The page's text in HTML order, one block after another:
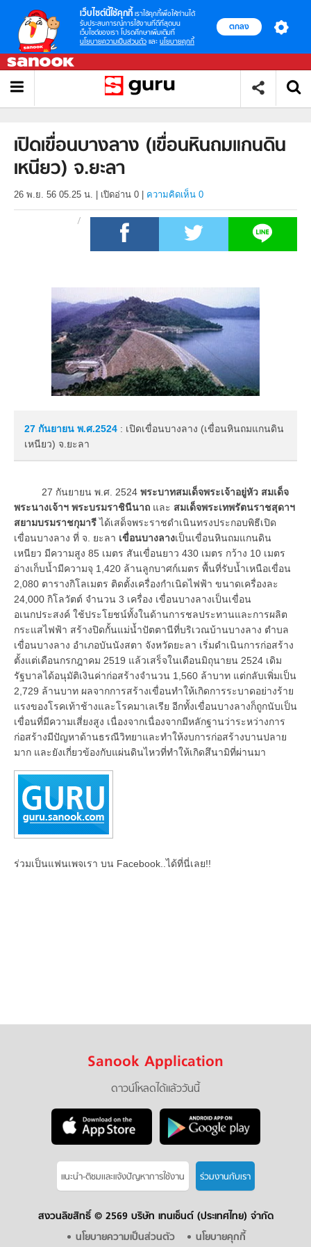
เว็บไซต์นี้ใช้คุกกี้ เราใช้คุกกี้เพื่อให้ท่านได้
รับประสบการณ์การใช้งานที่ดีที่สุดบน
เว็บไซต์ของเรา โปรดศึกษาเพิ่มเติมที่
นโยบายความเป็นส่วนตัว และ นโยบายคุกกี้
ตกลง
เปิดเขื่อนบางลาง (เขื่อนหินถมแกนดิน
เหนียว) จ.ยะลา
26 พ.ย. 56 05.25 น. เปิดอ่าน 0 ความคิดเห็น 0
27 กันยายน พ.ศ.2524 : เปิดเขื่อนบางลาง (เขื่อนหินถมแกนดิน
เหนียว) จ.ยะลา
27 กันยายน พ.ศ. 2524 พระบาทสมเด็จพระเจ้าอยู่หัว สมเด็จ
พระนางเจ้าฯ พระบรมราชินีนาถ และ สมเด็จพระเทพรัตนราชสุดาฯ
สยามบรมราชกุมารีได้เสด็จพระราชดำเนินทรงประกอบพิธีเปิด
เขื่อนบางลาง ที่ จ. ยะลา เขื่อนบางลางเป็นเขื่อนหินถมแกนดิน
เหนียว มีความสูง 85 เมตร สันเขื่อนยาว 430 เมตร กว้าง 10 เมตร
อ่างเก็บน้ำมีความจุ 1,420 ล้านลูกบาศก์เมตร พื้นที่รับน้ำเหนือเขื่อน
2,080 ตารางกิโลเมตร ติดตั้งเครื่องกำเนิดไฟฟ้า ขนาดเครื่องละ
24,000 กิโลวัตต์ จำนวน 3 เครื่อง เขื่อนบางลางเป็นเขื่อน
อเนกประสงค์ ใช้ประโยชน์ทั้งในด้านการชลประทานและการผลิต
กระแสไฟฟ้า สร้างปิดกั้นแม่น้ำปัตตานีที่บริเวณบ้านบางลาง ตำบล
เขื่อนบางลาง อำเภอบันนังสตา จังหวัดยะลา เริ่มดำเนินการก่อสร้าง
ตั้งแต่เดือนกรกฎาคม 2519 แล้วเสร็จในเดือนมิถุนายน 2524 เดิม
รัฐบาลได้อนุมัติเงินค่าก่อสร้างจำนวน 1,560 ล้าบาท แต่กลับเพิ่มเป็น
2,729 ล้านบาท ผลจากการสร้างเขื่อนทำให้เกิดการระบาดอย่างร้าย
แรงของโรคเท้าช้างและโรคมาเลเรีย อีกทั้งเขื่อนบางลางก็ถูกนับเป็น
เขื่อนที่มีความเสี่ยงสูง เนื่องจากเนื่องจากมีหลักฐานว่าระหว่างการ
ก่อสร้างมีปัญหาด้านธรณีวิทยาและทำให้งบการก่อสร้างบานปลาย
มาก และยังเกี่ยวข้องกับแผ่นดินไหวที่ทำให้เกิดสึนามิที่ผ่านมา
ร่วมเป็นแฟนเพจเรา บน Facebook..ได้ที่นี่เลย!!
Sanook Application
ดาวน์โหลดได้แล้ววันนี้
แนะนำ-ติชมเเละแจ้งปัญหาการใช้งาน ร่วมงานกับเรา
สงวนลิขสิทธิ์ © 2569 บริษัท เทนเซ็นต์ (ประเทศไทย) จำกัด
นโยบายความเป็นส่วนตัว
นโยบายคุกกี้